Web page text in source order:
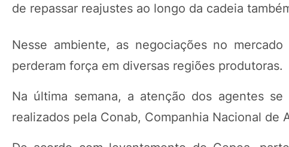
de repassar reajustes ao longo da cadeia
Nesse ambiente, as negociações no
perderam força em diversas regiões produtoras.
Na última semana, a atenção dos agentes
realizados pela Conab, Companhia Nacional de